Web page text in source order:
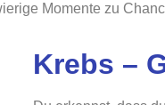
Momente zu
Krebs –